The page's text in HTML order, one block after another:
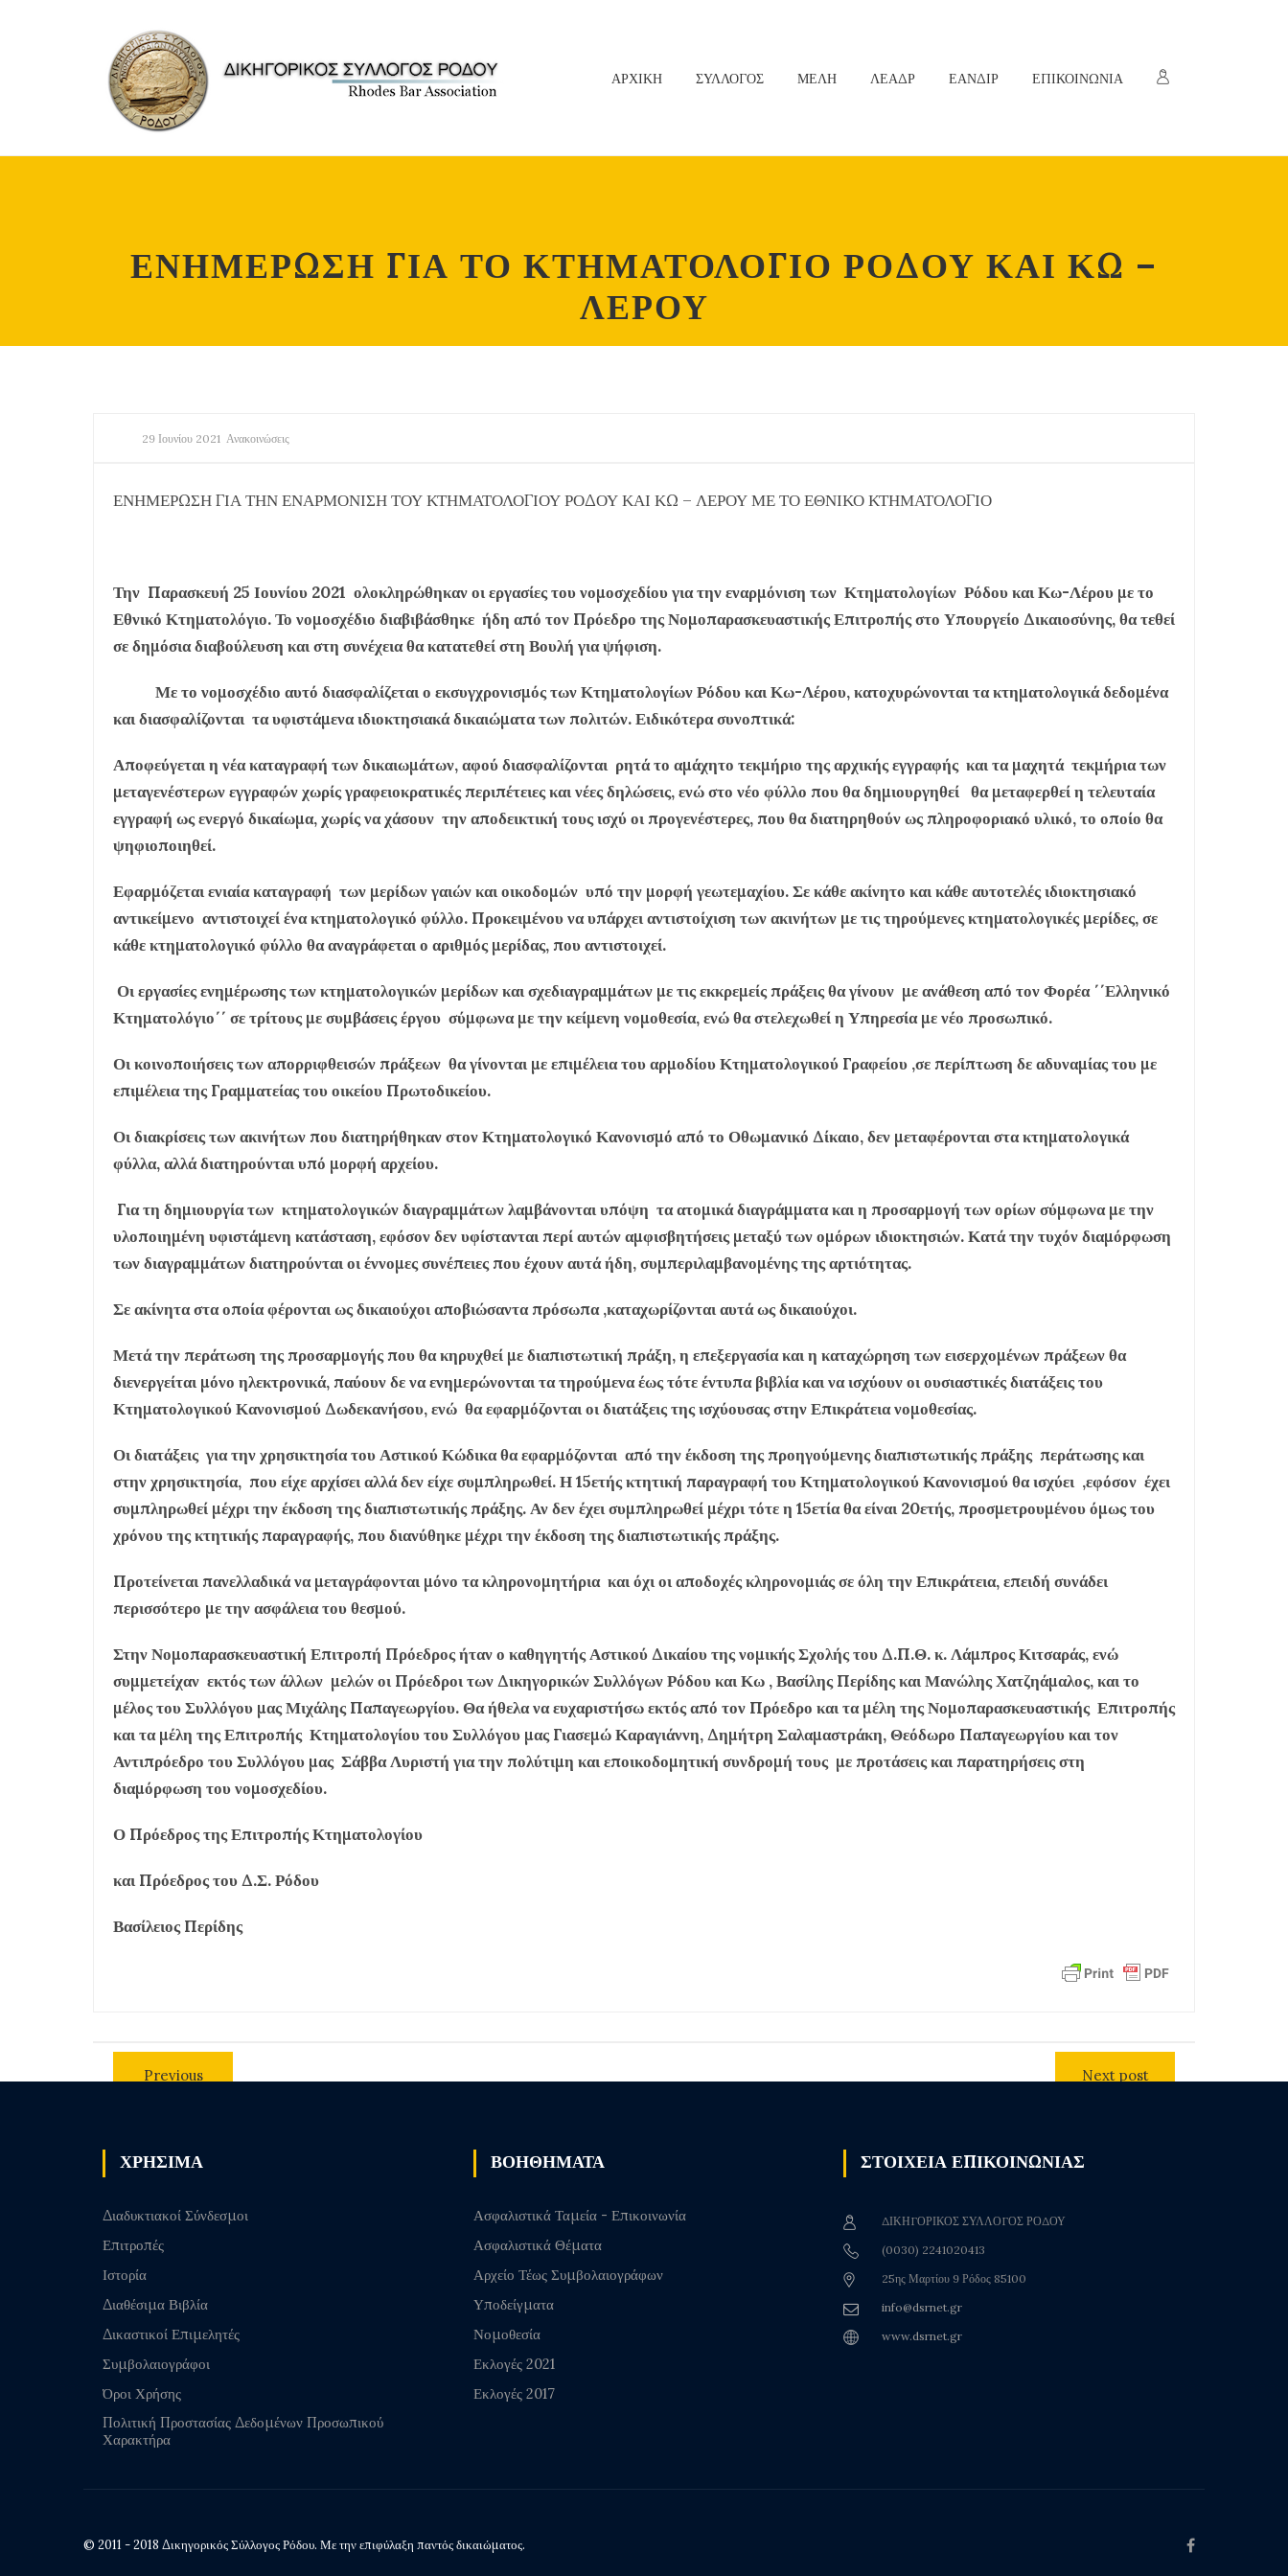
ΑΡΧΙΚΗ ΣΥΛΛΟΓΟΣ ΜΕΛΗ ΛΕΑΔΡ ΕΑΝΔΙΡ ΕΠΙΚΟΙΝΩΝΙΑ
ΕΝΗΜΕΡΩΣΗ ΓΙΑ ΤΟ ΚΤΗΜΑΤΟΛΟΓΙΟ ΡΟΔΟΥ ΚΑΙ ΚΩ –
ΛΕΡΟΥ
29 Ιουνίου 2021 Ανακοινώσεις
ΕΝΗΜΕΡΩΣΗ ΓΙΑ ΤΗΝ ΕΝΑΡΜΟΝΙΣΗ ΤΟΥ ΚΤΗΜΑΤΟΛΟΓΙΟΥ ΡΟΔΟΥ ΚΑΙ ΚΩ – ΛΕΡΟΥ ΜΕ ΤΟ ΕΘΝΙΚΟ ΚΤΗΜΑΤΟΛΟΓΙΟ
Την Παρασκευή 25 Ιουνίου 2021 ολοκληρώθηκαν οι εργασίες του νομοσχεδίου για την εναρμόνιση των Κτηματολογίων Ρόδου και Κω-Λέρου με το
Εθνικό Κτηματολόγιο. Το νομοσχέδιο διαβιβάσθηκε ήδη από τον Πρόεδρο της Νομοπαρασκευαστικής Επιτροπής στο Υπουργείο Δικαιοσύνης, θα τεθεί
σε δημόσια διαβούλευση και στη συνέχεια θα κατατεθεί στη Βουλή για ψήφιση.
Με το νομοσχέδιο αυτό διασφαλίζεται ο εκσυγχρονισμός των Κτηματολογίων Ρόδου και Κω-Λέρου, κατοχυρώνονται τα κτηματολογικά δεδομένα
και διασφαλίζονται τα υφιστάμενα ιδιοκτησιακά δικαιώματα των πολιτών. Ειδικότερα συνοπτικά:
Αποφεύγεται η νέα καταγραφή των δικαιωμάτων, αφού διασφαλίζονται ρητά το αμάχητο τεκμήριο της αρχικής εγγραφής και τα μαχητά τεκμήρια των
μεταγενέστερων εγγραφών χωρίς γραφειοκρατικές περιπέτειες και νέες δηλώσεις, ενώ στο νέο φύλλο που θα δημιουργηθεί θα μεταφερθεί η τελευταία
εγγραφή ως ενεργό δικαίωμα, χωρίς να χάσουν την αποδεικτική τους ισχύ οι προγενέστερες, που θα διατηρηθούν ως πληροφοριακό υλικό, το οποίο θα
ψηφιοποιηθεί.
Εφαρμόζεται ενιαία καταγραφή των μερίδων γαιών και οικοδομών υπό την μορφή γεωτεμαχίου. Σε κάθε ακίνητο και κάθε αυτοτελές ιδιοκτησιακό
αντικείμενο αντιστοιχεί ένα κτηματολογικό φύλλο. Προκειμένου να υπάρχει αντιστοίχιση των ακινήτων με τις τηρούμενες κτηματολογικές μερίδες, σε
κάθε κτηματολογικό φύλλο θα αναγράφεται ο αριθμός μερίδας, που αντιστοιχεί.
Οι εργασίες ενημέρωσης των κτηματολογικών μερίδων και σχεδιαγραμμάτων με τις εκκρεμείς πράξεις θα γίνουν με ανάθεση από τον Φορέα ΄΄Ελληνικό
Κτηματολόγιο΄΄ σε τρίτους με συμβάσεις έργου σύμφωνα με την κείμενη νομοθεσία, ενώ θα στελεχωθεί η Υπηρεσία με νέο προσωπικό.
Οι κοινοποιήσεις των απορριφθεισών πράξεων θα γίνονται με επιμέλεια του αρμοδίου Κτηματολογικού Γραφείου ,σε περίπτωση δε αδυναμίας του με
επιμέλεια της Γραμματείας του οικείου Πρωτοδικείου.
Οι διακρίσεις των ακινήτων που διατηρήθηκαν στον Κτηματολογικό Κανονισμό από το Οθωμανικό Δίκαιο, δεν μεταφέρονται στα κτηματολογικά
φύλλα, αλλά διατηρούνται υπό μορφή αρχείου.
Για τη δημιουργία των κτηματολογικών διαγραμμάτων λαμβάνονται υπόψη τα ατομικά διαγράμματα και η προσαρμογή των ορίων σύμφωνα με την
υλοποιημένη υφιστάμενη κατάσταση, εφόσον δεν υφίστανται περί αυτών αμφισβητήσεις μεταξύ των ομόρων ιδιοκτησιών. Κατά την τυχόν διαμόρφωση
των διαγραμμάτων διατηρούνται οι έννομες συνέπειες που έχουν αυτά ήδη, συμπεριλαμβανομένης της αρτιότητας.
Σε ακίνητα στα οποία φέρονται ως δικαιούχοι αποβιώσαντα πρόσωπα ,καταχωρίζονται αυτά ως δικαιούχοι.
Μετά την περάτωση της προσαρμογής που θα κηρυχθεί με διαπιστωτική πράξη, η επεξεργασία και η καταχώρηση των εισερχομένων πράξεων θα
διενεργείται μόνο ηλεκτρονικά, παύουν δε να ενημερώνονται τα τηρούμενα έως τότε έντυπα βιβλία και να ισχύουν οι ουσιαστικές διατάξεις του
Κτηματολογικού Κανονισμού Δωδεκανήσου, ενώ θα εφαρμόζονται οι διατάξεις της ισχύουσας στην Επικράτεια νομοθεσίας.
Οι διατάξεις για την χρησικτησία του Αστικού Κώδικα θα εφαρμόζονται από την έκδοση της προηγούμενης διαπιστωτικής πράξης περάτωσης και
στην χρησικτησία, που είχε αρχίσει αλλά δεν είχε συμπληρωθεί. Η 15ετής κτητική παραγραφή του Κτηματολογικού Κανονισμού θα ισχύει ,εφόσον έχει
συμπληρωθεί μέχρι την έκδοση της διαπιστωτικής πράξης. Αν δεν έχει συμπληρωθεί μέχρι τότε η 15ετία θα είναι 20ετής, προσμετρουμένου όμως του
χρόνου της κτητικής παραγραφής, που διανύθηκε μέχρι την έκδοση της διαπιστωτικής πράξης.
Προτείνεται πανελλαδικά να μεταγράφονται μόνο τα κληρονομητήρια και όχι οι αποδοχές κληρονομιάς σε όλη την Επικράτεια, επειδή συνάδει
περισσότερο με την ασφάλεια του θεσμού.
Στην Νομοπαρασκευαστική Επιτροπή Πρόεδρος ήταν ο καθηγητής Αστικού Δικαίου της νομικής Σχολής του Δ.Π.Θ. κ. Λάμπρος Κιτσαράς, ενώ
συμμετείχαν εκτός των άλλων μελών οι Πρόεδροι των Δικηγορικών Συλλόγων Ρόδου και Κω , Βασίλης Περίδης και Μανώλης Χατζηάμαλος, και το
μέλος του Συλλόγου μας Μιχάλης Παπαγεωργίου. Θα ήθελα να ευχαριστήσω εκτός από τον Πρόεδρο και τα μέλη της Νομοπαρασκευαστικής Επιτροπής
και τα μέλη της Επιτροπής Κτηματολογίου του Συλλόγου μας Γιασεμώ Καραγιάννη, Δημήτρη Σαλαμαστράκη, Θεόδωρο Παπαγεωργίου και τον
Αντιπρόεδρο του Συλλόγου μας Σάββα Λυριστή για την πολύτιμη και εποικοδομητική συνδρομή τους με προτάσεις και παρατηρήσεις στη
διαμόρφωση του νομοσχεδίου.
Ο Πρόεδρος της Επιτροπής Κτηματολογίου
και Πρόεδρος του Δ.Σ. Ρόδου
Βασίλειος Περίδης
Previous
Next post
ΧΡΗΣΙΜΑ
Διαδυκτιακοί Σύνδεσμοι
Επιτροπές
Ιστορία
Διαθέσιμα Βιβλία
Δικαστικοί Επιμελητές
Συμβολαιογράφοι
Όροι Χρήσης
Πολιτική Προστασίας Δεδομένων Προσωπικού
Χαρακτήρα
ΒΟΗΘΗΜΑΤΑ
Ασφαλιστικά Ταμεία - Επικοινωνία
Ασφαλιστικά Θέματα
Αρχείο Τέως Συμβολαιογράφων
Υποδείγματα
Νομοθεσία
Εκλογές 2021
Εκλογές 2017
ΣΤΟΙΧΕΙΑ ΕΠΙΚΟΙΝΩΝΙΑΣ
ΔΙΚΗΓΟΡΙΚΟΣ ΣΥΛΛΟΓΟΣ ΡΟΔΟΥ
(0030) 2241020413
25ης Μαρτίου 9 Ρόδος 85100
info@dsrnet.gr
www.dsrnet.gr
© 2011 - 2018 Δικηγορικός Σύλλογος Ρόδου. Με την επιφύλαξη παντός δικαιώματος.